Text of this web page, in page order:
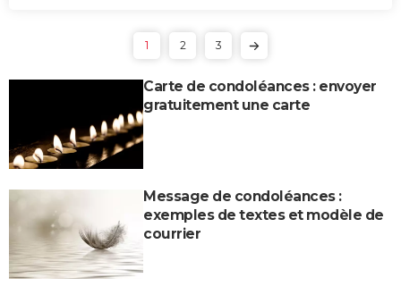
1 2 3
Carte de condoléances : envoyer
gratuitement une carte
Message de condoléances :
exemples de textes et modèle de
courrier